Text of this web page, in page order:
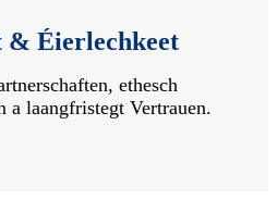
Éierlechkeet
ethesch
a laangfristegt Vertrauen.